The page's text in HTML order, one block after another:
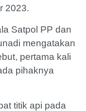
2023.
Satpol PP dan
mengatakan
pertama kali
pihaknya
titik api pada